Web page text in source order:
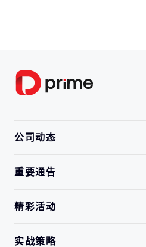
公司动态
重要通告
精彩活动
实战策略